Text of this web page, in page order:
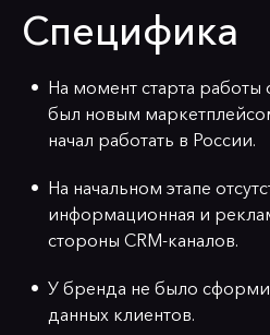
Специфика
На момент старта работы
был новым
начал работать в России.
На начальном этапе
информационная и
стороны CRM-каналов.
У бренда не было
данных клиентов.